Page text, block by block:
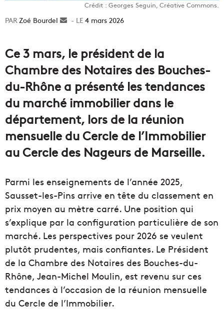
Crédit : Georges Seguin, Créative Commons.
Zoé Bourdel
Envoyer4 mars 2026
Ce 3 mars, le président de la
Chambre des Notaires des Bouches-
du-Rhône a présenté les tendances
du marché immobilier dans le
département, lors de la réunion
mensuelle du Cercle de l’Immobilier
au Cercle des Nageurs de Marseille.
Parmi les enseignements de l’année 2025,
Sausset-les-Pins arrive en tête du classement en
prix moyen au mètre carré. Une position qui
s’explique par la configuration particulière de son
marché. Les perspectives pour 2026 se veulent
plutôt prudentes, mais confiantes. Le Président
de la Chambre des Notaires des Bouches-du-
Rhône, Jean-Michel Moulin, est revenu sur ces
tendances à l’occasion de la réunion mensuelle
du Cercle de l’Immobilier.